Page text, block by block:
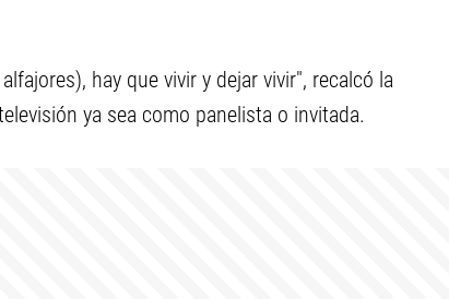
hay que vivir y dejar vivir", recalcó la
ya sea como panelista o invitada.